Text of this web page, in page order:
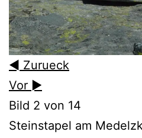
◄ Zurueck
Vor ►
Bild 2 von 14
Steinstapel am